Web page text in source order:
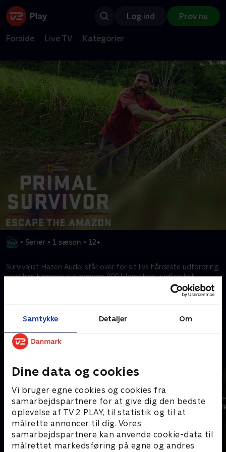
Samtykke Detaljer Om
Dine data og cookies
Vi bruger egne cookies og cookies fra
samarbejdspartnere for at give dig den bedste
oplevelse af TV 2 PLAY, til statistik og til at
målrette annoncer til dig. Vores
samarbejdspartnere kan anvende cookie-data til
målrettet markedsføring på egne og andres
Log ind Prøv nu
Forside Live TV Kategorier
• Serier • 1 sæson • 12+
Survivalist Hazen Audel står over for sit livs hårdeste udfordring,
som han kæmper sig gennem 800 kilometers uudforsket
regnskov ved hjælp af traditionelle overlevelsesmetoder.
Kræver tilkøb
Mere indhold fra Disney+